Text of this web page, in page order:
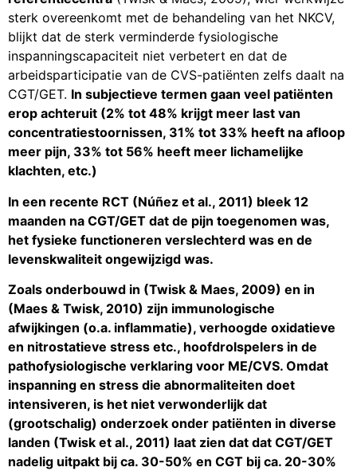
sterk overeenkomt met de behandeling van het NKCV,
blijkt dat de sterk verminderde fysiologische
inspanningscapaciteit niet verbetert en dat de
arbeidsparticipatie van de CVS-patiënten zelfs daalt na
CGT/GET. In subjectieve termen gaan veel patiënten
erop achteruit (2% tot 48% krijgt meer last van
concentratiestoornissen, 31% tot 33% heeft na afloop
meer pijn, 33% tot 56% heeft meer lichamelijke
klachten, etc.)
In een recente RCT (Núñez et al., 2011) bleek 12
maanden na CGT/GET dat de pijn toegenomen was,
het fysieke functioneren verslechterd was en de
levenskwaliteit ongewijzigd was.
Zoals onderbouwd in (Twisk & Maes, 2009) en in
(Maes & Twisk, 2010) zijn immunologische
afwijkingen (o.a. inflammatie), verhoogde oxidatieve
en nitrostatieve stress etc., hoofdrolspelers in de
pathofysiologische verklaring voor ME/CVS. Omdat
inspanning en stress die abnormaliteiten doet
intensiveren, is het niet verwonderlijk dat
(grootschalig) onderzoek onder patiënten in diverse
landen (Twisk et al., 2011) laat zien dat dat CGT/GET
nadelig uitpakt bij ca. 30-50% en CGT bij ca. 20-30%